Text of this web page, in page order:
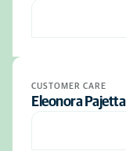
CUSTOMER CARE
Eleonora Pajetta